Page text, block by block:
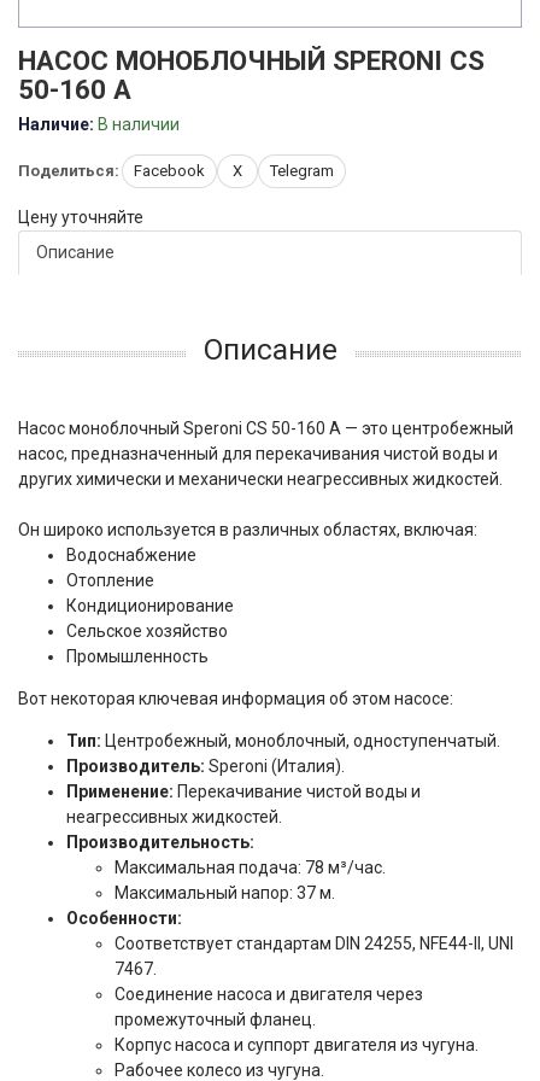
НАСОС МОНОБЛОЧНЫЙ SPERONI CS
50-160 A
Наличие: В наличии
Поделиться: Facebook X Telegram
Цену уточняйте
Описание
Описание
Насос моноблочный Speroni CS 50-160 A — это центробежный
насос, предназначенный для перекачивания чистой воды и
других химически и механически неагрессивных жидкостей.
Он широко используется в различных областях, включая:
Водоснабжение
Отопление
Кондиционирование
Сельское хозяйство
Промышленность
Вот некоторая ключевая информация об этом насосе:
Тип: Центробежный, моноблочный, одноступенчатый.
Производитель: Speroni (Италия).
Применение: Перекачивание чистой воды и
неагрессивных жидкостей.
Производительность:
Максимальная подача: 78 м³/час.
Максимальный напор: 37 м.
Особенности:
Соответствует стандартам DIN 24255, NFE44-II, UNI
7467.
Соединение насоса и двигателя через
промежуточный фланец.
Корпус насоса и суппорт двигателя из чугуна.
Рабочее колесо из чугуна.